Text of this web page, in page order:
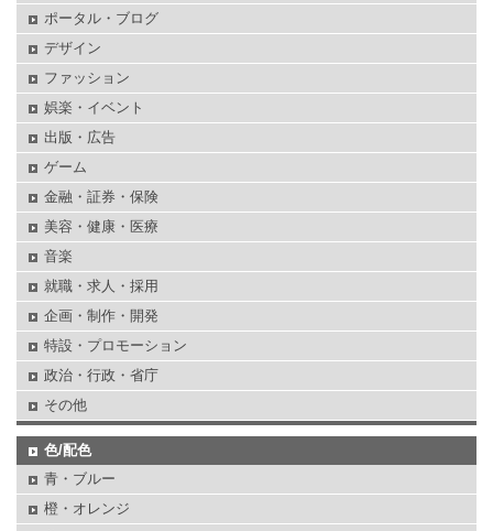
ポータル・ブログ
デザイン
ファッション
娯楽・イベント
出版・広告
ゲーム
金融・証券・保険
美容・健康・医療
音楽
就職・求人・採用
企画・制作・開発
特設・プロモーション
政治・行政・省庁
その他
色/配色
青・ブルー
橙・オレンジ